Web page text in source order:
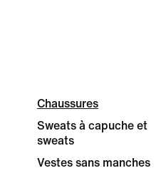
Chaussures
Sweats à capuche et
sweats
Vestes sans manches